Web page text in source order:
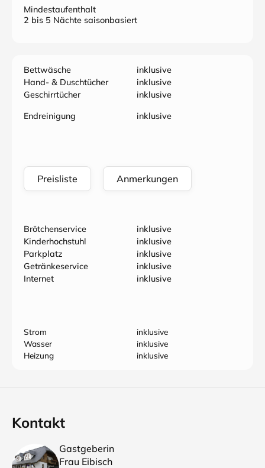
Mindestaufenthalt
2 bis 5 Nächte saisonbasiert
Bettwäsche
inklusive
Hand- & Duschtücher
inklusive
Geschirrtücher
inklusive
Endreinigung
inklusive
Preisliste Anmerkungen
Brötchenservice
inklusive
Kinderhochstuhl
inklusive
Parkplatz
inklusive
Getränkeservice
inklusive
Internet
inklusive
Strom
inklusive
Wasser
inklusive
Heizung
inklusive
Kontakt
Gastgeberin
Frau Eibisch